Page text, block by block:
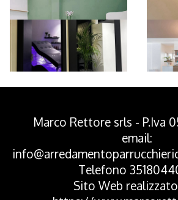
Marco Rettore srls - P.Iva
email:
Telefono
Sito Web